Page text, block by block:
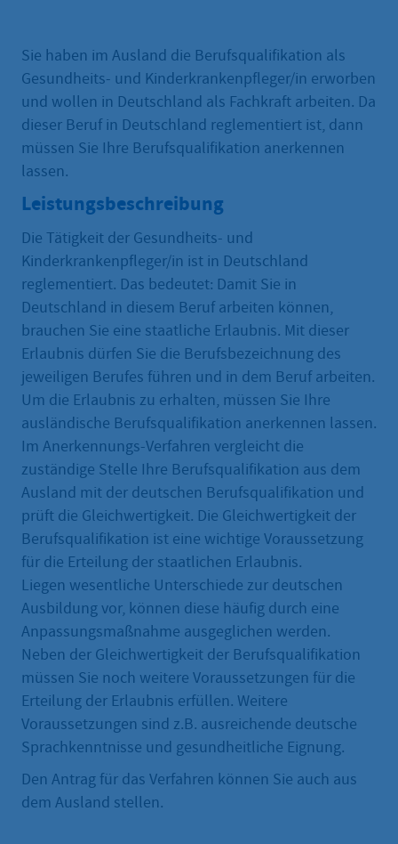
Sie haben im Ausland die Berufsqualifikation als
Gesundheits- und Kinderkrankenpfleger/in erworben
und wollen in Deutschland als Fachkraft arbeiten. Da
dieser Beruf in Deutschland reglementiert ist, dann
müssen Sie Ihre Berufsqualifikation anerkennen
lassen.
Leistungsbeschreibung
Die Tätigkeit der Gesundheits- und
Kinderkrankenpfleger/in ist in Deutschland
reglementiert. Das bedeutet: Damit Sie in
Deutschland in diesem Beruf arbeiten können,
brauchen Sie eine staatliche Erlaubnis. Mit dieser
Erlaubnis dürfen Sie die Berufsbezeichnung des
jeweiligen Berufes führen und in dem Beruf arbeiten.
Um die Erlaubnis zu erhalten, müssen Sie Ihre
ausländische Berufsqualifikation anerkennen lassen.
Im Anerkennungs-Verfahren vergleicht die
zuständige Stelle Ihre Berufsqualifikation aus dem
Ausland mit der deutschen Berufsqualifikation und
prüft die Gleichwertigkeit. Die Gleichwertigkeit der
Berufsqualifikation ist eine wichtige Voraussetzung
für die Erteilung der staatlichen Erlaubnis.
Liegen wesentliche Unterschiede zur deutschen
Ausbildung vor, können diese häufig durch eine
Anpassungsmaßnahme ausgeglichen werden.
Neben der Gleichwertigkeit der Berufsqualifikation
müssen Sie noch weitere Voraussetzungen für die
Erteilung der Erlaubnis erfüllen. Weitere
Voraussetzungen sind z.B. ausreichende deutsche
Sprachkenntnisse und gesundheitliche Eignung.
Den Antrag für das Verfahren können Sie auch aus
dem Ausland stellen.